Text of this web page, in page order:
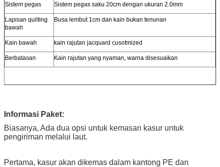
Sistem pegas Sistem pegas saku 20cm dengan ukuran 2.0mm
Lapisan quilting
bawah
Busa lembut 1cm dan kain bukan tenunan
Kain bawah kain rajutan jacquard cusotmized
Berbatasan Kain rajutan yang nyaman, warna disesuaikan
Informasi Paket:
Biasanya, Ada dua opsi untuk kemasan kasur untuk
pengiriman melalui laut.
Pertama, kasur akan dikemas dalam kantong PE dan